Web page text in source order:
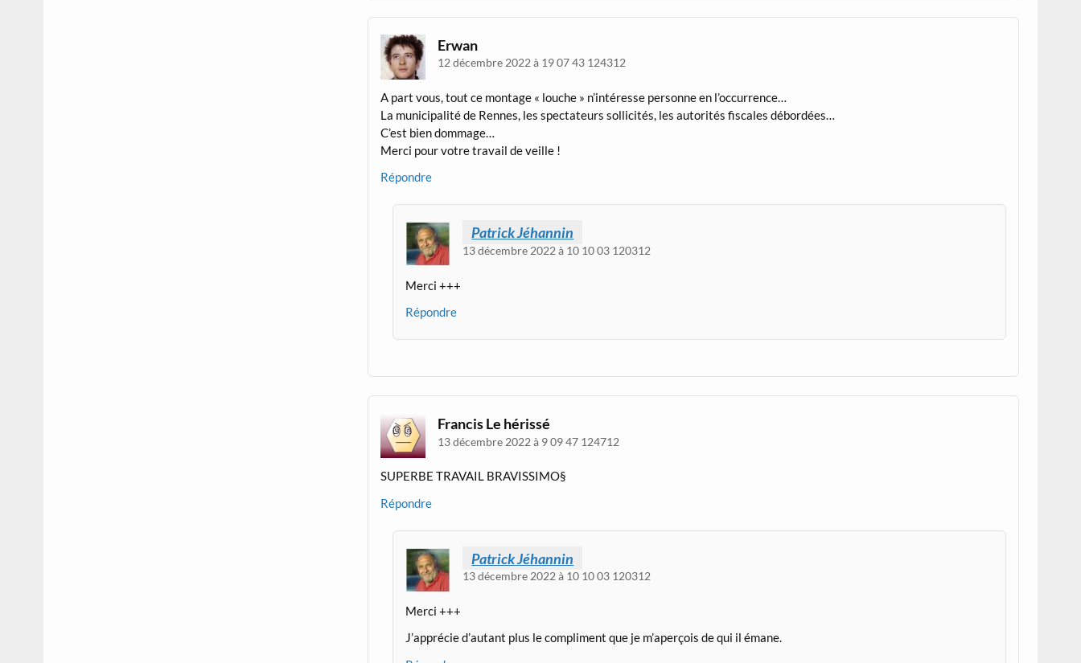
Erwan
12 décembre 2022 à 19 07 43 124312
A part vous, tout ce montage « louche » n’intéresse personne en l’occurrence…
La municipalité de Rennes, les spectateurs sollicités, les autorités fiscales débordées…
C’est bien dommage…
Merci pour votre travail de veille !
Répondre
Patrick Jéhannin
13 décembre 2022 à 10 10 03 120312
Merci +++
Répondre
Francis Le hérissé
13 décembre 2022 à 9 09 47 124712
SUPERBE TRAVAIL BRAVISSIMO§
Répondre
Patrick Jéhannin
13 décembre 2022 à 10 10 03 120312
Merci +++
J’apprécie d’autant plus le compliment que je m’aperçois de qui il émane.